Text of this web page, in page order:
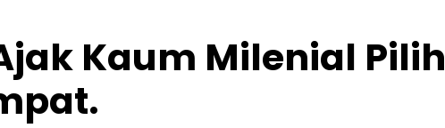
Kaum Milenial Pilih